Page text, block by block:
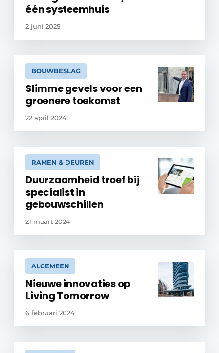
één systeemhuis
2 juni 2025
BOUWBESLAG
Slimme gevels voor een
groenere toekomst
22 april 2024
RAMEN & DEUREN
Duurzaamheid troef bij
specialist in
gebouwschillen
21 maart 2024
ALGEMEEN
Nieuwe innovaties op
Living Tomorrow
6 februari 2024